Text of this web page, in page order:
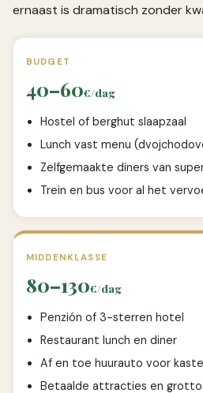
ernaast is dramatisch zonder
BUDGET
40–60€/dag
Hostel of berghut slaapzaal
Lunch vast menu
Zelfgemaakte diners van
Trein en bus voor al het
MIDDENKLASSE
80–130€/dag
Penzión of 3-sterren hotel
Restaurant lunch en diner
Af en toe huurauto voor
Betaalde attracties en